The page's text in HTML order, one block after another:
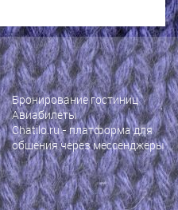
Бронирование гостиниц
Авиабилеты
Chatilo.ru- платформа для
общения через мессенджеры